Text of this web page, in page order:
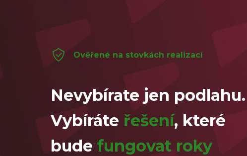
Ověřené na stovkách realizací
Nevybírate jen podlahu.
Vybíráte řešení, které
bude fungovat roky